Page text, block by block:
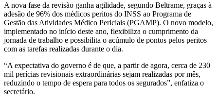
A nova fase da revisão ganha agilidade, segundo Beltrame, graças à
adesão de 96% dos médicos peritos do INSS ao Programa de
Gestão das Atividades Médico Periciais (PGAMP). O novo modelo,
implementado no início deste ano, flexibiliza o cumprimento da
jornada de trabalho e possibilita o acúmulo de pontos pelos peritos
com as tarefas realizadas durante o dia.
“A expectativa do governo é de que, a partir de agora, cerca de 230
mil perícias revisionais extraordinárias sejam realizadas por mês,
reduzindo o tempo de espera para todos os segurados”, enfatiza o
secretário.